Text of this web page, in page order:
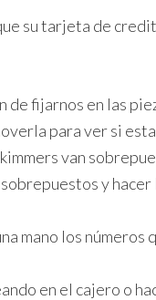
su tarjeta de
de fijarnos en las
para ver si
van
y hacer
mano los números
en el cajero o